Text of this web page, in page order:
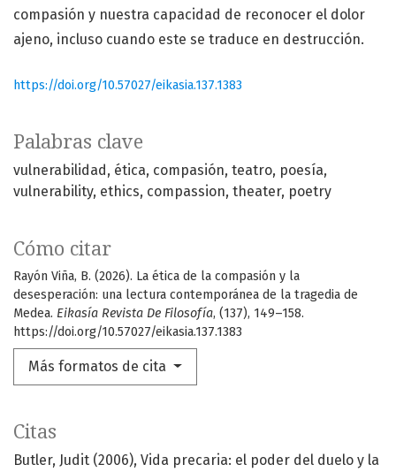
Palabras clave
vulnerabilidad ética compasión teatro poesía
vulnerability ethics compassion theater poetry
Cómo citar
Rayón Viña, B. (2026). La ética de la compasión y la
desesperación: una lectura contemporánea de la tragedia de
Medea. Eikasía Revista De Filosofía, (137), 149–158.
https://doi.org/10.57027/eikasia.137.1383
Más formatos de cita
compasión y nuestra capacidad de reconocer el dolor
ajeno, incluso cuando este se traduce en destrucción.
https://doi.org/10.57027/eikasia.137.1383
Citas
Butler, Judit (2006), Vida precaria: el poder del duelo y la